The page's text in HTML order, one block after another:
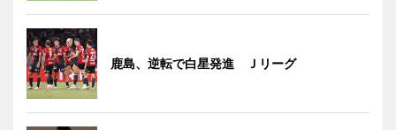
鹿島、逆転で白星発進 Ｊリーグ